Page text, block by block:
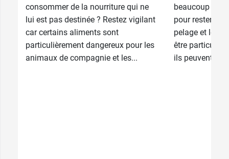
consommer de la nourriture qui ne
lui est pas destinée ? Restez vigilant
car certains aliments sont
particulièrement dangereux pour les
animaux de compagnie et les...
beaucoup
pour rester en
pelage et
être
ils peuvent